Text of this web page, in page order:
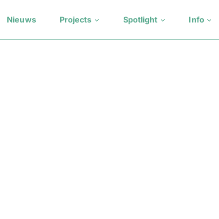
Nieuws Projects Spotlight Info